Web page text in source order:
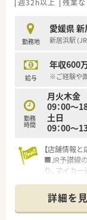
■設立は
薬局チェー
■2社が培っ
■コーポレ
と」
入し、調剤
<こんな方に
■福利厚生
■総合病院門
などお気軽
週32h以上 残業
勤務地
愛媛県
新居浜駅
給与
年収600
※ご経験や
勤務
時間
月火木金
09：00～
土日
09：00～
【店舗情報と
■JR予讃線
り、マイカ
おり、地域
■1日あたり
事務2名の体
詳細を